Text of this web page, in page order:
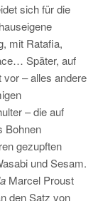
sich für die
mit Ratafia,
Später, auf
vor – alles andere
– die auf
Bohnen
gezupften
und Sesam.
Marcel Proust
den Satz von